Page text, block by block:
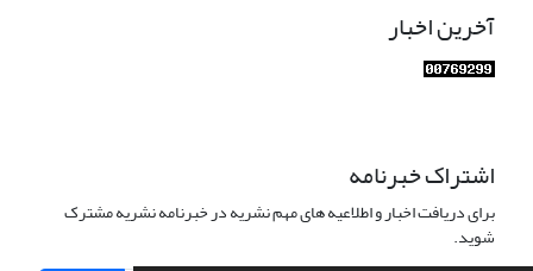
آخرین اخبار
اشتراک خبرنامه
برای دریافت اخبار و اطلاعیه های مهم نشریه در خبرنامه نشریه مشترک
شوید.